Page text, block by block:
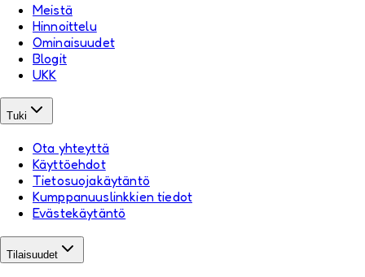
Meistä
Hinnoittelu
Ominaisuudet
Blogit
UKK
Tuki
Ota yhteyttä
Käyttöehdot
Tietosuojakäytäntö
Kumppanuuslinkkien tiedot
Evästekäytäntö
Tilaisuudet